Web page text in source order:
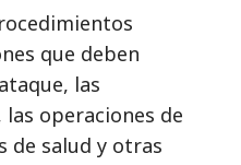
que deben
las
operaciones de
de salud y otras